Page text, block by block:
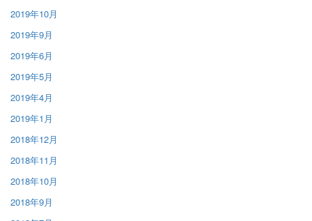
2019年10月
2019年9月
2019年6月
2019年5月
2019年4月
2019年1月
2018年12月
2018年11月
2018年10月
2018年9月